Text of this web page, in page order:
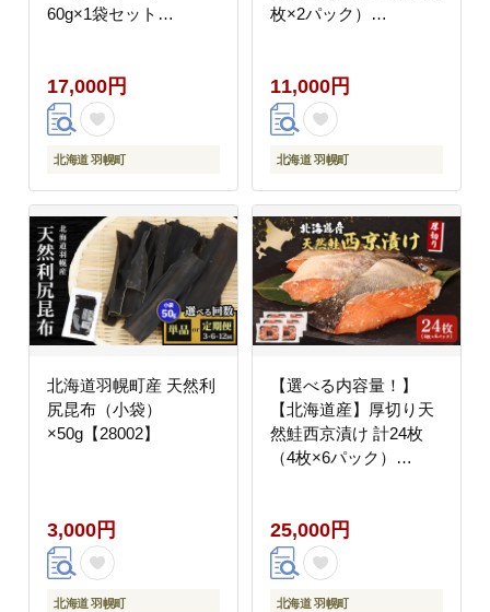
60g×1袋セット
17,000円
北海道 羽幌町
枚×2パック）
11,000円
北海道 羽幌町
北海道羽幌町産 天然利
尻昆布（小袋）
×50g【28002】
3,000円
北海道 羽幌町
【選べる内容量！】
【北海道産】厚切り天
然鮭西京漬け 計24枚
（4枚×6パック）
25,000円
北海道 羽幌町